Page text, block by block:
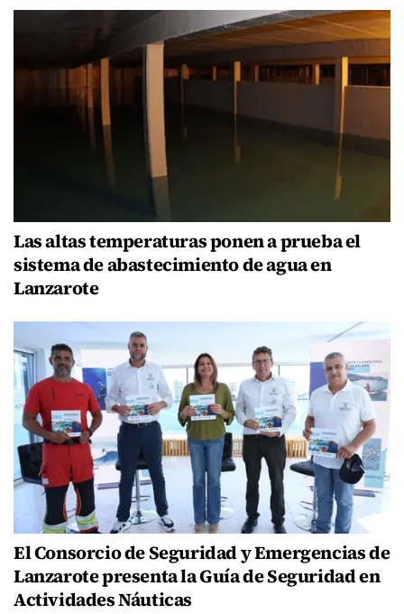
Las altas temperaturas ponen a prueba el
sistema de abastecimiento de agua en
Lanzarote
El Consorcio de Seguridad y Emergencias de
Lanzarote presenta la Guía de Seguridad en
Actividades Náuticas